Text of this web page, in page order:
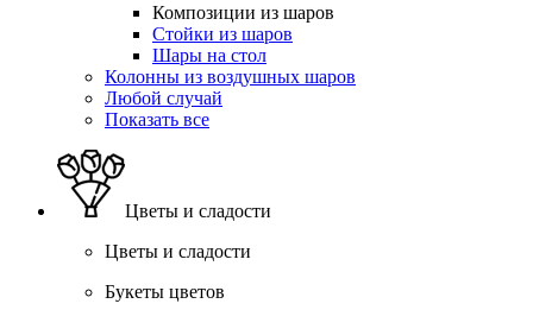
Композиции из шаров
Стойки из шаров
Шары на стол
Колонны из воздушных шаров
Любой случай
Показать все
Цветы и сладости
Цветы и сладости
Букеты цветов